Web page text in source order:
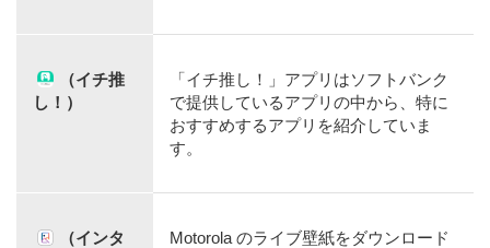
（イチ推
し！）
「イチ推し！」アプリはソフトバンク
で提供しているアプリの中から、特に
おすすめするアプリを紹介していま
す。
（インタ
Motorola のライブ壁紙をダウンロード